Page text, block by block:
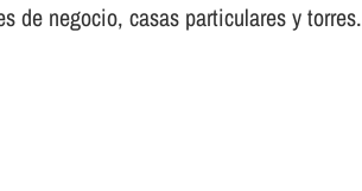
de negocio, casas particulares y torres.